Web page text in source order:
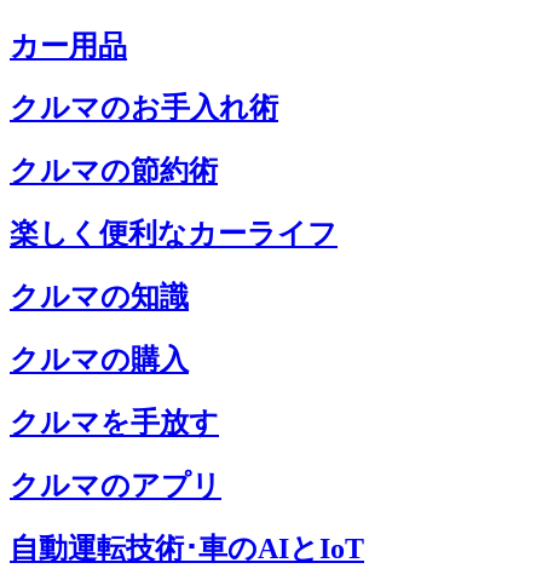
カー用品
クルマのお手入れ術
クルマの節約術
楽しく便利なカーライフ
クルマの知識
クルマの購入
クルマを手放す
クルマのアプリ
自動運転技術･車のAIとIoT